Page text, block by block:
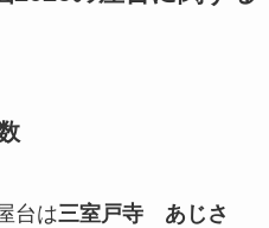
台は三室戸寺 あじさ